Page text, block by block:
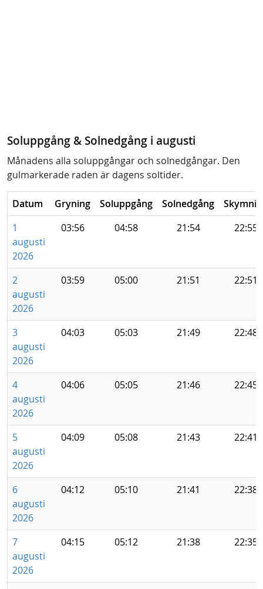
Soluppgång & Solnedgång i augusti
Månadens alla soluppgångar och solnedgångar. Den
gulmarkerade raden är dagens soltider.
Datum Gryning Soluppgång Solnedgång
1
augusti
2026
03:56 04:58 21:54 22:55
2
augusti
2026
03:59 05:00 21:51 22:51
3
augusti
2026
04:03 05:03 21:49 22:48
4
augusti
2026
04:06 05:05 21:46 22:45
5
augusti
2026
04:09 05:08 21:43 22:41
6
augusti
2026
04:12 05:10 21:41 22:38
7
augusti
2026
04:15 05:12 21:38 22:35